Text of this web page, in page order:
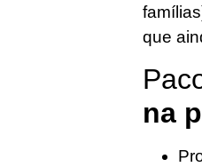
que
na